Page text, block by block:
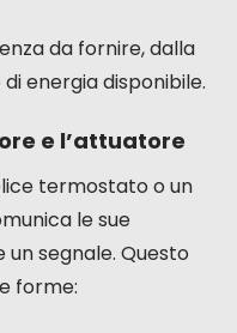
da fornire, dalla
energia disponibile.
e l’attuatore
termostato o un
le sue
segnale. Questo
forme: